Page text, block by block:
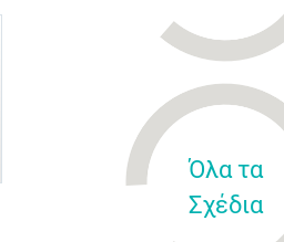
Όλα τα
Σχέδια